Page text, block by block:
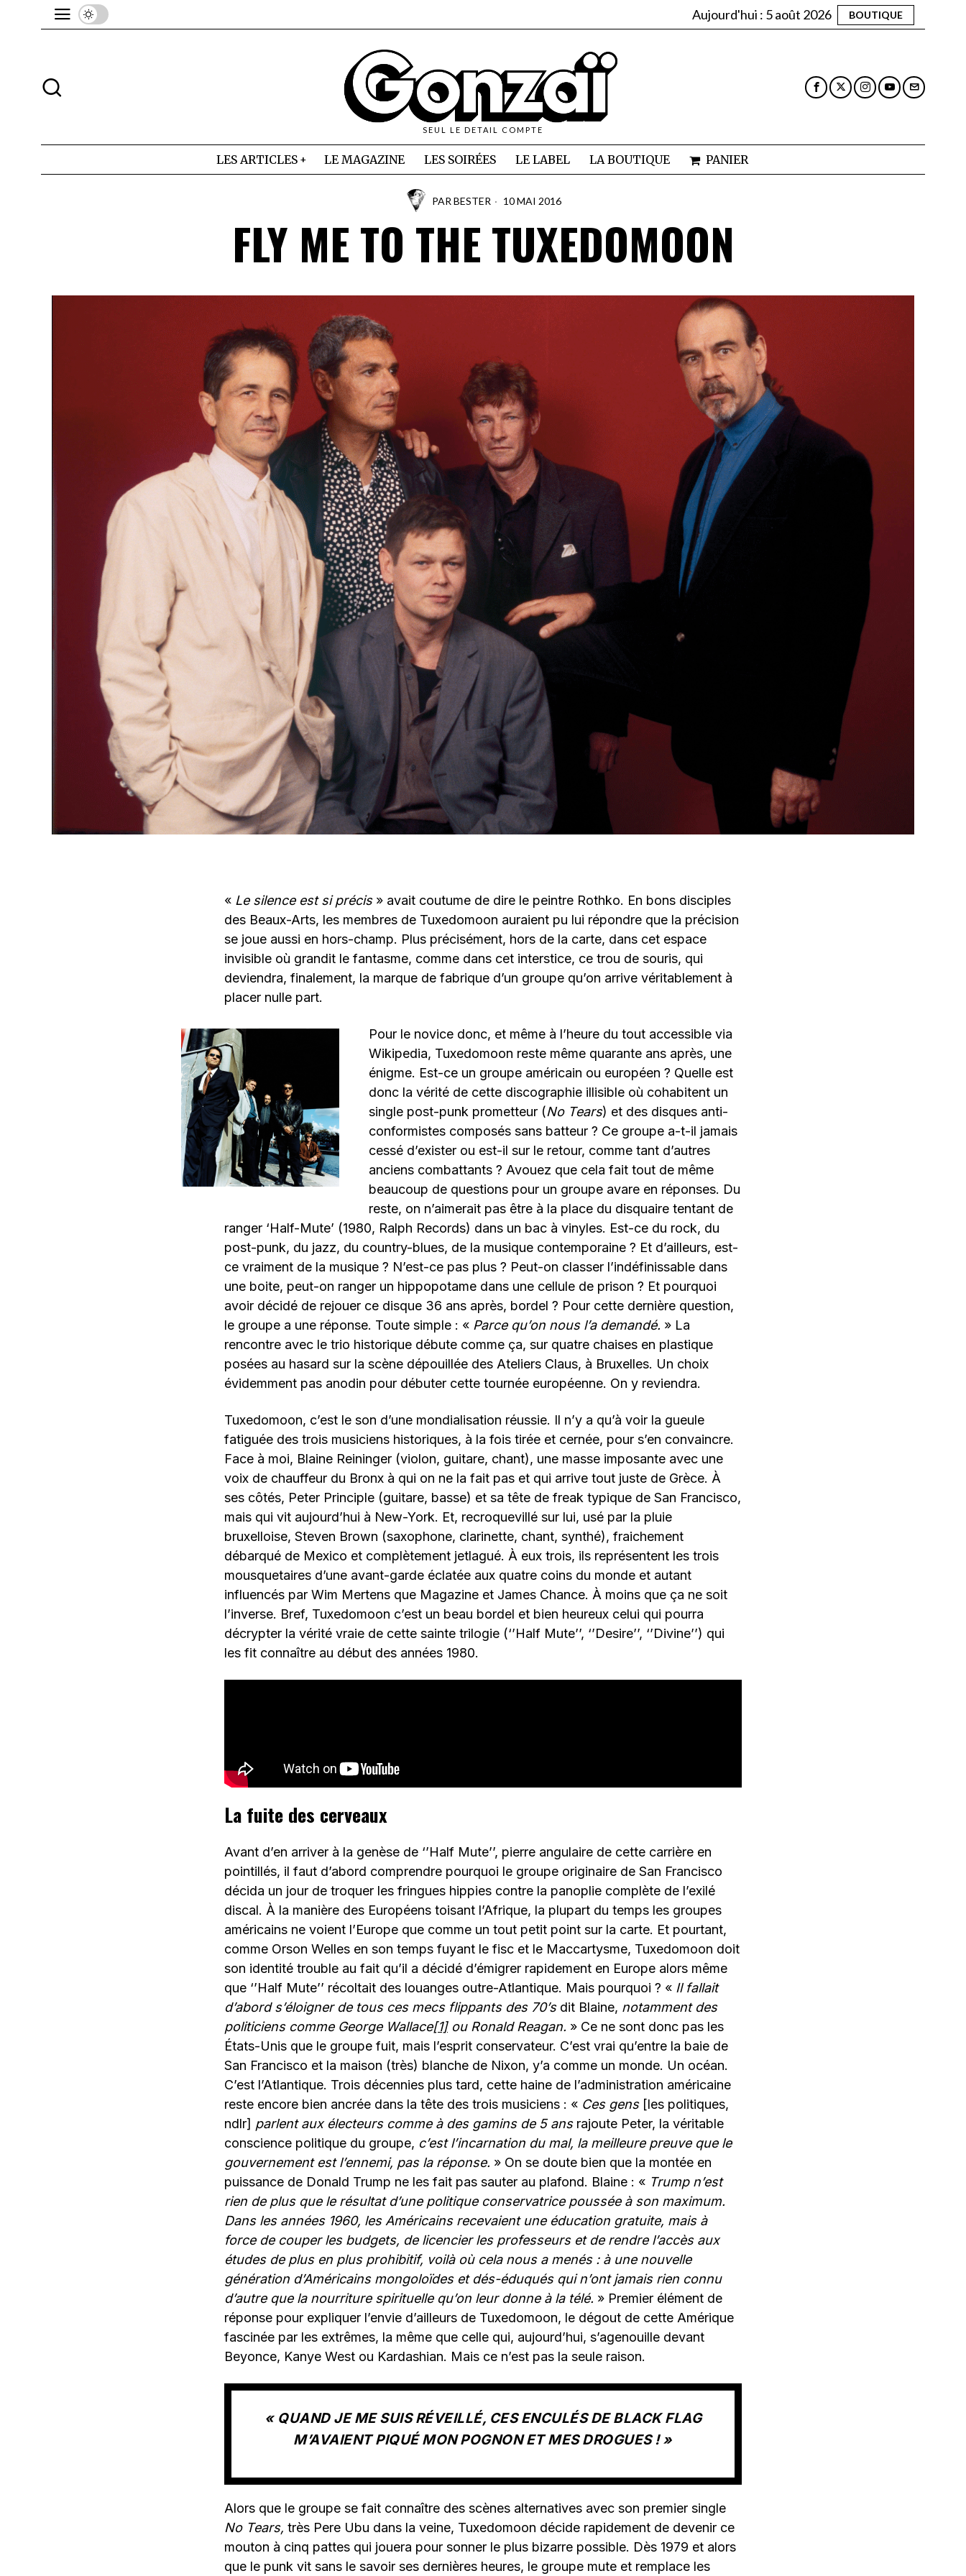
Aujourd'hui : 5 août 2026 BOUTIQUE
SEUL LE DETAIL COMPTE
LES ARTICLES LE MAGAZINE LES SOIRÉES LE LABEL LA BOUTIQUE PANIER
PAR BESTER 10 MAI 2016
FLY ME TO THE TUXEDOMOON
« Le silence est si précis » avait coutume de dire le peintre Rothko. En bons disciples
des Beaux-Arts, les membres de Tuxedomoon auraient pu lui répondre que la précision
se joue aussi en hors-champ. Plus précisément, hors de la carte, dans cet espace
invisible où grandit le fantasme, comme dans cet interstice, ce trou de souris, qui
deviendra, finalement, la marque de fabrique d’un groupe qu’on arrive véritablement à
placer nulle part.
Pour le novice donc, et même à l’heure du tout accessible via
Wikipedia, Tuxedomoon reste même quarante ans après, une
énigme. Est-ce un groupe américain ou européen ? Quelle est
donc la vérité de cette discographie illisible où cohabitent un
single post-punk prometteur (No Tears) et des disques anti-
conformistes composés sans batteur ? Ce groupe a-t-il jamais
cessé d’exister ou est-il sur le retour, comme tant d’autres
anciens combattants ? Avouez que cela fait tout de même
beaucoup de questions pour un groupe avare en réponses. Du
reste, on n’aimerait pas être à la place du disquaire tentant de
ranger ‘Half-Mute’ (1980, Ralph Records) dans un bac à vinyles. Est-ce du rock, du
post-punk, du jazz, du country-blues, de la musique contemporaine ? Et d’ailleurs, est-
ce vraiment de la musique ? N’est-ce pas plus ? Peut-on classer l’indéfinissable dans
une boite, peut-on ranger un hippopotame dans une cellule de prison ? Et pourquoi
avoir décidé de rejouer ce disque 36 ans après, bordel ? Pour cette dernière question,
le groupe a une réponse. Toute simple : « Parce qu’on nous l’a demandé. » La
rencontre avec le trio historique débute comme ça, sur quatre chaises en plastique
posées au hasard sur la scène dépouillée des Ateliers Claus, à Bruxelles. Un choix
évidemment pas anodin pour débuter cette tournée européenne. On y reviendra.
Tuxedomoon, c’est le son d’une mondialisation réussie. Il n’y a qu’à voir la gueule
fatiguée des trois musiciens historiques, à la fois tirée et cernée, pour s’en convaincre.
Face à moi, Blaine Reininger (violon, guitare, chant), une masse imposante avec une
voix de chauffeur du Bronx à qui on ne la fait pas et qui arrive tout juste de Grèce. À
ses côtés, Peter Principle (guitare, basse) et sa tête de freak typique de San Francisco,
mais qui vit aujourd’hui à New-York. Et, recroquevillé sur lui, usé par la pluie
bruxelloise, Steven Brown (saxophone, clarinette, chant, synthé), fraichement
débarqué de Mexico et complètement jetlagué. À eux trois, ils représentent les trois
mousquetaires d’une avant-garde éclatée aux quatre coins du monde et autant
influencés par Wim Mertens que Magazine et James Chance. À moins que ça ne soit
l’inverse. Bref, Tuxedomoon c’est un beau bordel et bien heureux celui qui pourra
décrypter la vérité vraie de cette sainte trilogie (‘’Half Mute’’, ‘’Desire’’, ‘’Divine’’) qui
les fit connaître au début des années 1980.
La fuite des cerveaux
Avant d’en arriver à la genèse de ‘’Half Mute’’, pierre angulaire de cette carrière en
pointillés, il faut d’abord comprendre pourquoi le groupe originaire de San Francisco
décida un jour de troquer les fringues hippies contre la panoplie complète de l’exilé
discal. À la manière des Européens toisant l’Afrique, la plupart du temps les groupes
américains ne voient l’Europe que comme un tout petit point sur la carte. Et pourtant,
comme Orson Welles en son temps fuyant le fisc et le Maccartysme, Tuxedomoon doit
son identité trouble au fait qu’il a décidé d’émigrer rapidement en Europe alors même
que ‘’Half Mute’’ récoltait des louanges outre-Atlantique. Mais pourquoi ? « Il fallait
d’abord s’éloigner de tous ces mecs flippants des 70’sdit Blaine, notamment des
politiciens comme George Wallace[1]ou Ronald Reagan. » Ce ne sont donc pas les
États-Unis que le groupe fuit, mais l’esprit conservateur. C’est vrai qu’entre la baie de
San Francisco et la maison (très) blanche de Nixon, y’a comme un monde. Un océan.
C’est l’Atlantique. Trois décennies plus tard, cette haine de l’administration américaine
reste encore bien ancrée dans la tête des trois musiciens : « Ces gens [les politiques,
ndlr] parlent aux électeurs comme à des gamins de 5 ans rajoute Peter, la véritable
conscience politique du groupe, c’est l’incarnation du mal, la meilleure preuve que le
gouvernement est l’ennemi, pas la réponse. » On se doute bien que la montée en
puissance de Donald Trump ne les fait pas sauter au plafond. Blaine : « Trump n’est
rien de plus que le résultat d’une politique conservatrice poussée à son maximum.
Dans les années 1960, les Américains recevaient une éducation gratuite, mais à
force de couper les budgets, de licencier les professeurs et de rendre l’accès aux
études de plus en plus prohibitif, voilà où cela nous a menés : à une nouvelle
génération d’Américains mongoloïdes et dés-éduqués qui n’ont jamais rien connu
d’autre que la nourriture spirituelle qu’on leur donne à la télé. » Premier élément de
réponse pour expliquer l’envie d’ailleurs de Tuxedomoon, le dégout de cette Amérique
fascinée par les extrêmes, la même que celle qui, aujourd’hui, s’agenouille devant
Beyonce, Kanye West ou Kardashian. Mais ce n’est pas la seule raison.
« QUAND JE ME SUIS RÉVEILLÉ, CES ENCULÉS DE BLACK FLAG
M’AVAIENT PIQUÉ MON POGNON ET MES DROGUES ! »
Alors que le groupe se fait connaître des scènes alternatives avec son premier single
No Tears, très Pere Ubu dans la veine, Tuxedomoon décide rapidement de devenir ce
mouton à cinq pattes qui jouera pour sonner le plus bizarre possible. Dès 1979 et alors
que le punk vit sans le savoir ses dernières heures, le groupe mute et remplace les